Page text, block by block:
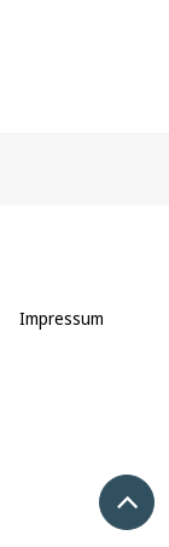
Impressum